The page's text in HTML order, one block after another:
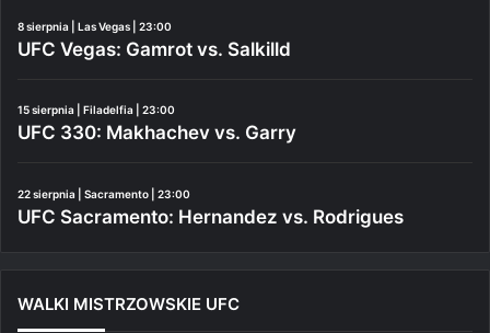
8 sierpnia | Las Vegas | 23:00
UFC Vegas: Gamrot vs. Salkilld
15 sierpnia | Filadelfia | 23:00
UFC 330: Makhachev vs. Garry
22 sierpnia | Sacramento | 23:00
UFC Sacramento: Hernandez vs. Rodrigues
WALKI MISTRZOWSKIE UFC